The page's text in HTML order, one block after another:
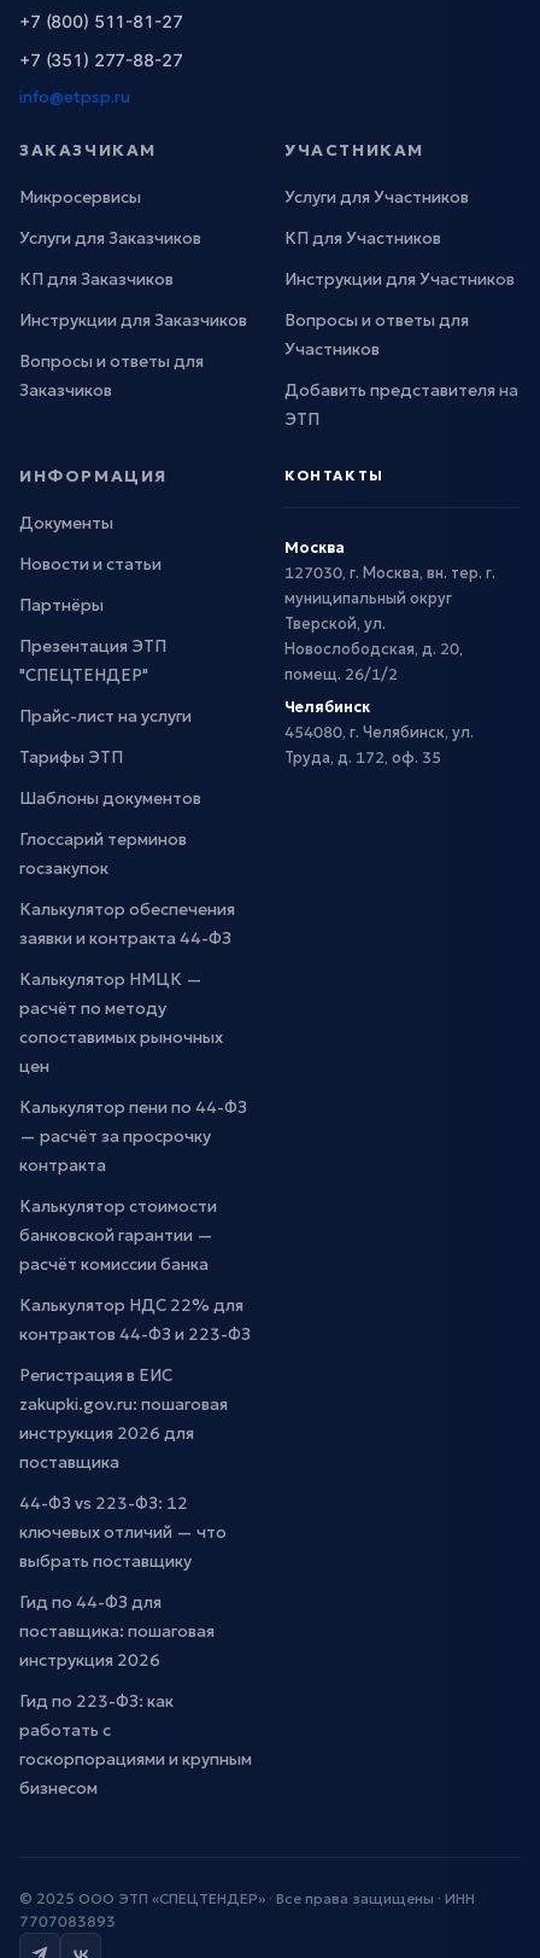
+7 (800) 511-81-27
+7 (351) 277-88-27
info@etpsp.ru
ЗАКАЗЧИКАМ
Микросервисы
Услуги для Заказчиков
КП для Заказчиков
Инструкции для Заказчиков
Вопросы и ответы для
Заказчиков
УЧАСТНИКАМ
Услуги для Участников
КП для Участников
Инструкции для Участников
Вопросы и ответы для
Участников
Добавить представителя на
ЭТП
ИНФОРМАЦИЯ
Документы
Новости и статьи
Партнёры
Презентация ЭТП
"СПЕЦТЕНДЕР"
Прайс-лист на услуги
Тарифы ЭТП
Шаблоны документов
Глоссарий терминов
госзакупок
Калькулятор обеспечения
заявки и контракта 44-ФЗ
Калькулятор НМЦК —
расчёт по методу
сопоставимых рыночных
цен
Калькулятор пени по 44-ФЗ
— расчёт за просрочку
контракта
Калькулятор стоимости
банковской гарантии —
расчёт комиссии банка
Калькулятор НДС 22% для
контрактов 44-ФЗ и 223-ФЗ
Регистрация в ЕИС
zakupki.gov.ru: пошаговая
инструкция 2026 для
поставщика
44-ФЗ vs 223-ФЗ: 12
ключевых отличий — что
выбрать поставщику
Гид по 44-ФЗ для
поставщика: пошаговая
инструкция 2026
Гид по 223-ФЗ: как
работать с
госкорпорациями и крупным
бизнесом
КОНТАКТЫ
Москва
127030, г. Москва, вн. тер. г.
муниципальный округ
Тверской, ул.
Новослободская, д. 20,
помещ. 26/1/2
Челябинск
454080, г. Челябинск, ул.
Труда, д. 172, оф. 35
© 2025 ООО ЭТП «СПЕЦТЕНДЕР» · Все права защищены · ИНН
7707083893